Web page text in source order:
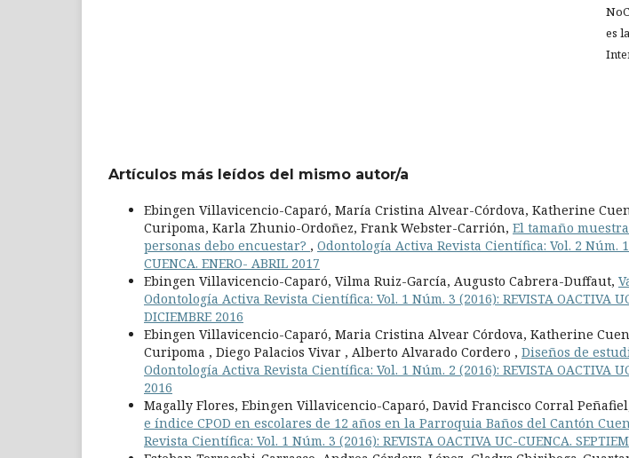
es
Artículos más leídos del mismo autor/a
Ebingen Villavicencio-Caparó, María Cristina Alvear-Córdova, Katherine
Curipoma, Karla Zhunio-Ordoñez, Frank Webster-Carrión, El tamaño
personas debo encuestar? , Odontología Activa Revista Científica: Vol. 2 Núm. 1
CUENCA. ENERO- ABRIL 2017
Ebingen Villavicencio-Caparó, Vilma Ruiz-García, Augusto Cabrera-Duffaut,
Odontología Activa Revista Científica: Vol. 1 Núm. 3 (2016): REVISTA OACTIVA
DICIEMBRE 2016
Ebingen Villavicencio-Caparó, Maria Cristina Alvear Córdova, Katherine
Curipoma , Diego Palacios Vivar , Alberto Alvarado Cordero , Diseños de
Odontología Activa Revista Científica: Vol. 1 Núm. 2 (2016): REVISTA OACTIVA
2016
Magally Flores, Ebingen Villavicencio-Caparó, David Francisco Corral
e índice CPOD en escolares de 12 años en la Parroquia Baños del Cantón
Revista Científica: Vol. 1 Núm. 3 (2016): REVISTA OACTIVA UC-CUENCA.